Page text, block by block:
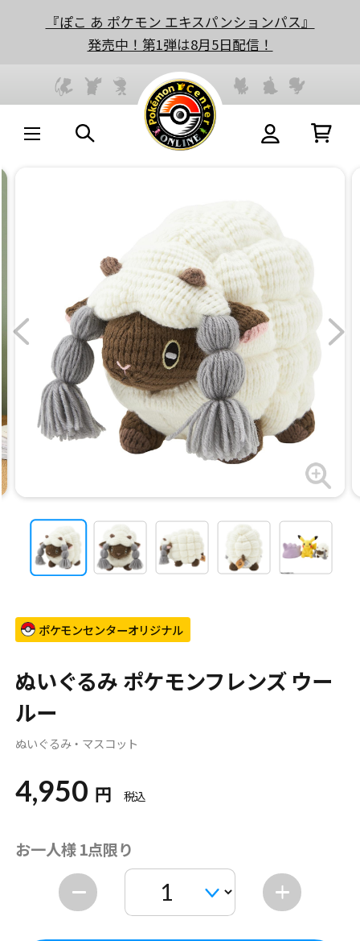
『ぽこ あ ポケモン エキスパンションパス』
発売中！第1弾は8月5日配信！
ポケモンセンターオリジナル
ぬいぐるみ ポケモンフレンズ ウー
ルー
ぬいぐるみ・マスコット
4,950 円 税込
お一人様 1点限り